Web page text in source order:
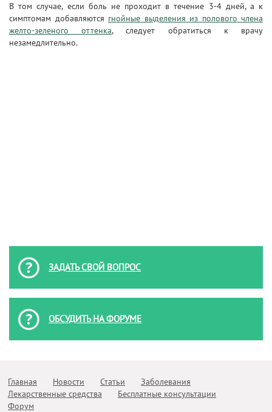
В том случае, если боль не проходит в течение 3-4 дней, а к
симптомам добавляются гнойные выделения из полового члена
желто-зеленого оттенка, следует обратиться к врачу
незамедлительно.
ЗАДАТЬ СВОЙ ВОПРОС
ОБСУДИТЬ НА ФОРУМЕ
Главная Новости Статьи
Заболевания
Лекарственные средства
Бесплатные консультации
Форум